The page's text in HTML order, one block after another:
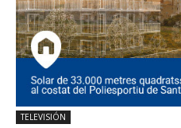
TELEVISIÓN